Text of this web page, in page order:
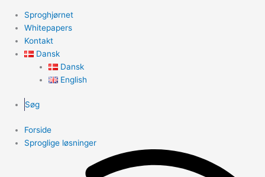
Sproghjørnet
Whitepapers
Kontakt
Dansk
Dansk
English
Søg
Forside
Sproglige løsninger